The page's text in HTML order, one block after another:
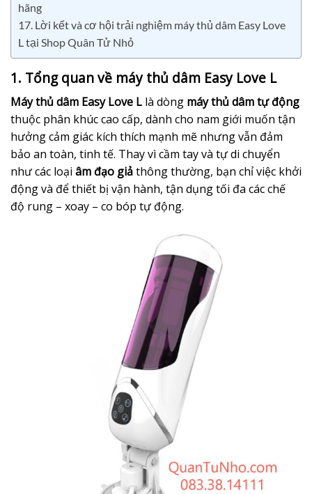
hãng
17. Lời kết và cơ hội trải nghiệm máy thủ dâm Easy Love
L tại Shop Quân Tử Nhỏ
1. Tổng quan về máy thủ dâm Easy Love L
Máy thủ dâm Easy Love L là dòng máy thủ dâm tự động
thuộc phân khúc cao cấp, dành cho nam giới muốn tận
hưởng cảm giác kích thích mạnh mẽ nhưng vẫn đảm
bảo an toàn, tinh tế. Thay vì cầm tay và tự di chuyển
như các loại âm đạo giảthông thường, bạn chỉ việc khởi
động và để thiết bị vận hành, tận dụng tối đa các chế
độ rung – xoay – co bóp tự động.